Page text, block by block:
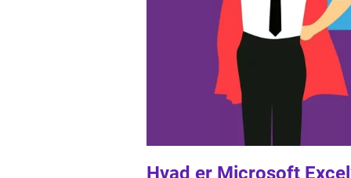
Hvad er Microsoft